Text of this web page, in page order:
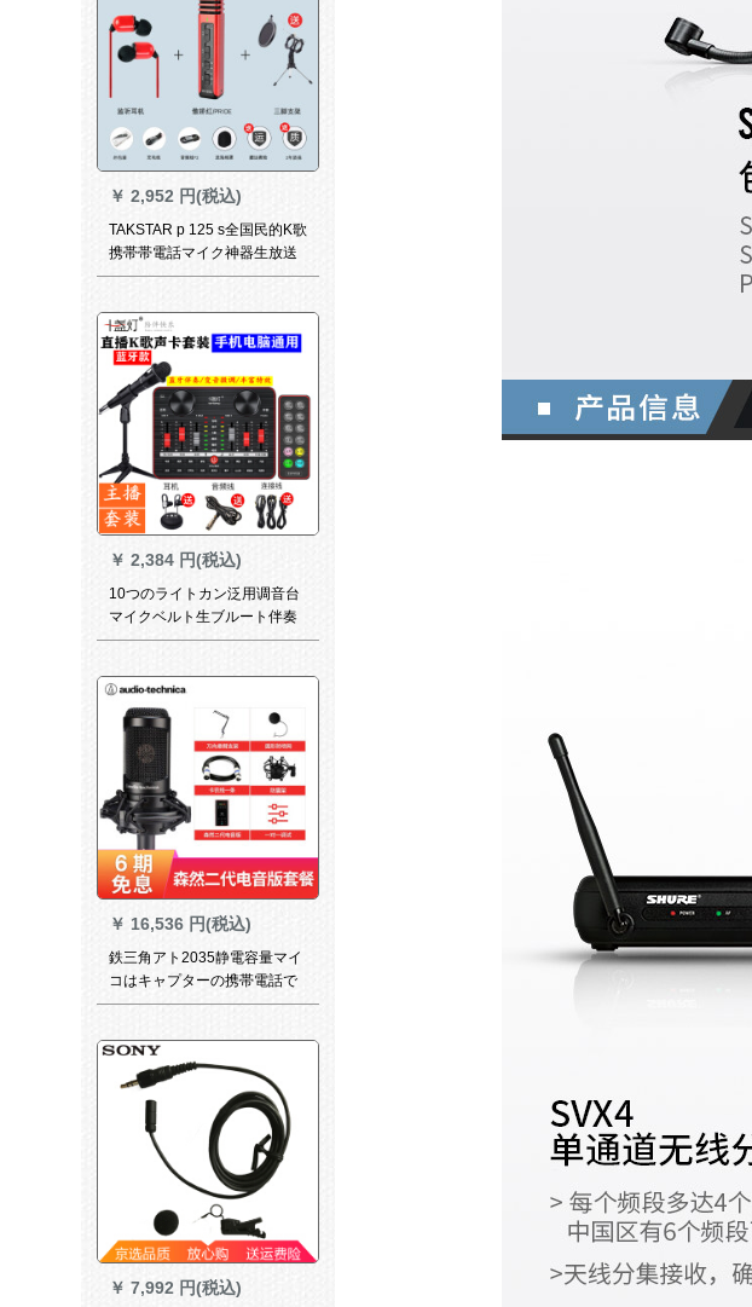
￥ 2,952 円(税込)
TAKSTAR p 125 s全国民的K歌
携帯帯電話マイク神器生放送
歌唱設備オーストリアサウン
￥ 2,384 円(税込)
10つのライトカン泛用调音台
マイクベルト生ブルート伴奏
G 1调音台サウドカドドド
￥ 16,536 円(税込)
鉄三角アト2035静電容量マイ
コはキャプターの携帯電話で
外付けオーカドドを生放送し
専门设备はみななで森然と放
送します。
￥ 7,992 円(税込)